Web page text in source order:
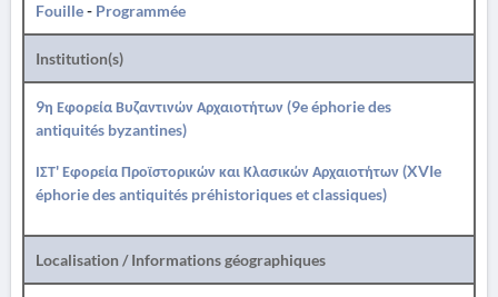
Fouille- Programmée
Institution(s)
9η Εφορεία Βυζαντινών Αρχαιοτήτων (9e éphorie des
antiquités byzantines)
ΙΣΤ' Εφορεία Προϊστορικών και Κλασικών Αρχαιοτήτων (XVIe
éphorie des antiquités préhistoriques et classiques)
Localisation / Informations géographiques